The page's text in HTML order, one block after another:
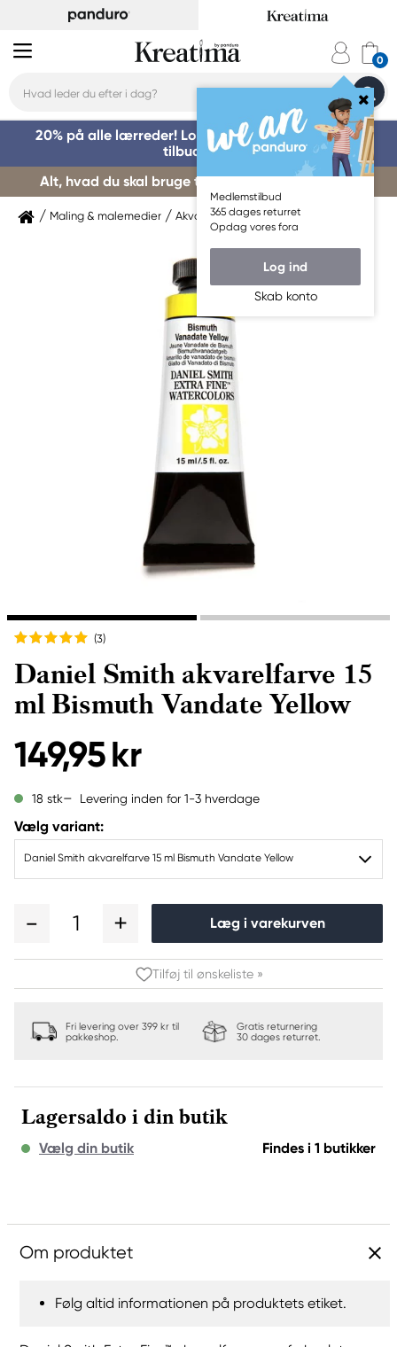
Medlemstilbud
365 dages returret
Opdag vores fora
Log ind
Skab konto
20% på alle lærreder! Log på for at benytte dig af
tilbuddet »
Alt, hvad du skal bruge til kursusstart – køb her »
Maling & malemedier Akvarelmaling Daniel Smith
(3)
Daniel Smith akvarelfarve 15
ml Bismuth Vandate Yellow
149,95 kr
18 stk Levering inden for 1-3 hverdage
Vælg variant:
Daniel Smith akvarelfarve 15 ml Bismuth Vandate Yellow
1 Læg i varekurven
Tilføj til ønskeliste »
Fri levering over 399 kr til
pakkeshop.
Gratis returnering
30 dages returret.
Lagersaldo i din butik
Vælg din butik Findes i 1 butikker
Om produktet
Følg altid informationen på produktets etiket.